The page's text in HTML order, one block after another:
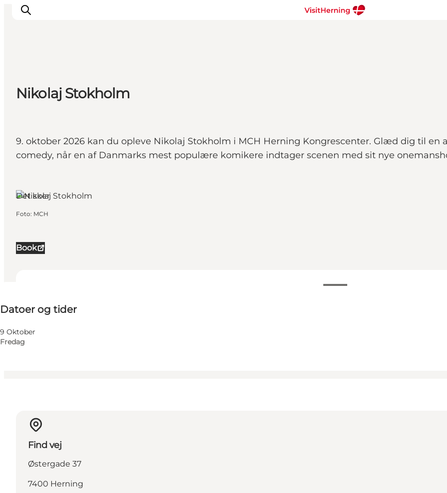
Det sker
Spis, drik og shop
Find vej
Sov godt
Nikolaj Stokholm
9. oktober 2026 kan du opleve Nikolaj Stokholm i MCH Herning Kongrescenter. Glæd dig til
comedy, når en af Danmarks mest populære komikere indtager scenen med sit nye
Book
Datoer og tider
9 Oktober
Fredag
Besøg hjemmeside
Min virksomhed, Mig selv, Min partner, Venner, Børn
Det sker
Foto: MCH
Find vej
Østergade 37
7400 Herning